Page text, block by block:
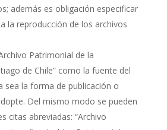
además es obligación especificar
la reproducción de los archivos
Patrimonial de la
de Chile” como la fuente del
sea la forma de publicación o
Del mismo modo se pueden
citas abreviadas: “Archivo